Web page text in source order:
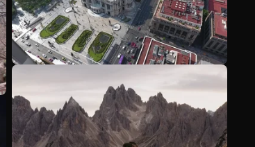
Scopri di più